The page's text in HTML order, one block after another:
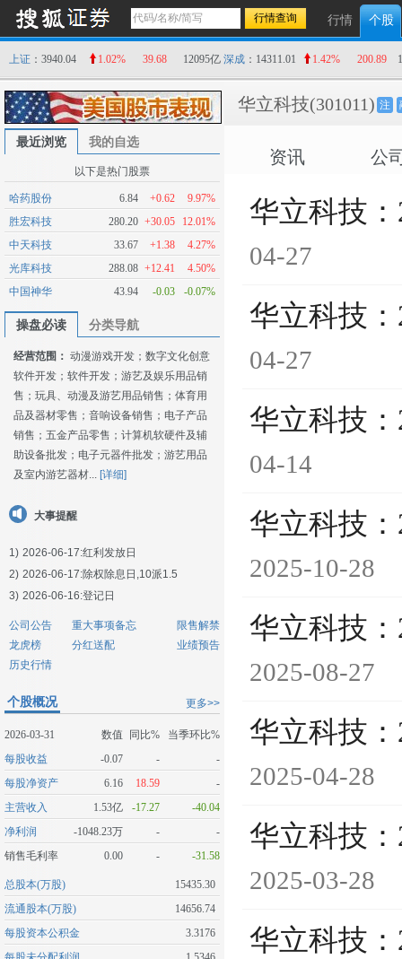
行情 个股
上证 ：3940.04 1.02% 39.68 12095亿 深成 ：14311.01 1.42% 200.89
最近浏览 我的自选
以下是热门股票
哈药股份 6.84 +0.62
9.97%
胜宏科技
280.20 +30.05
12.01%
中天科技
33.67 +1.38
4.27%
光库科技
288.08 +12.41
4.50%
中国神华
43.94 -0.03 -0.07%
操盘必读 分类导航
经营范围： 动漫游戏开发；数字文化创意
软件开发；软件开发；游艺及娱乐用品销
售；玩具、动漫及游艺用品销售；体育用
品及器材零售；音响设备销售；电子产品
销售；五金产品零售；计算机软硬件及辅
助设备批发；电子元器件批发；游艺用品
及室内游艺器材... [详细]
大事提醒
1) 2026-06-17:红利发放日
2) 2026-06-17:除权除息日,10派1.5
3) 2026-06-16:登记日
公司公告 重大事项备忘
限售解禁
龙虎榜
分红送配
业绩预告
历史行情
更多>>
个股概况
2026-03-31 数值 同比%
当季环比%
每股收益
-0.07 -
-
每股净资产
6.16 18.59
-
主营收入
1.53亿 -17.27
-40.04
净利润
-1048.23万 -
-
销售毛利率
0.00 - -31.58
总股本(万股)
15435.30
流通股本(万股)
14656.74
每股资本公积金
3.3176
华立科技(301011) 注
资讯 公
华立科技
04-27
华立科技
04-27
华立科技
04-14
华立科技
2025-10-28
华立科技
2025-08-27
华立科技
2025-04-28
华立科技
2025-03-28
华立科技